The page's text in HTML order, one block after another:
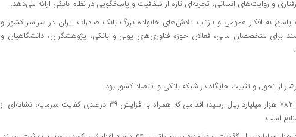
و روایت‌های انسانی، تجربه‌ای تازه از شفافیت و پاسخگویی در نظام بانکی ارائه می‌دهد.
با هدف پاسخ به افکار عمومی و بازتاب تلاش‌های خانواده بزرگ بانک صادرات ایران در سراسر کشور و
برای متخصصان مالی، فعالان حوزه فناوری‌های پولی و بانکی، پژوهشگران، دانشگاهیان و
سرمایه بانک با رشد ۲۶۳ درصدی به بیش از ۷۸۲ هزار میلیارد ریال رسید؛ اقدامی که همراه با افزایش ۳۹ درصدی کفایت سرمایه، نشانه‌ای از
است.